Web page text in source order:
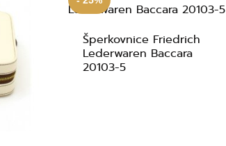
Šperkovnice Friedrich
Lederwaren Baccara
20103-5